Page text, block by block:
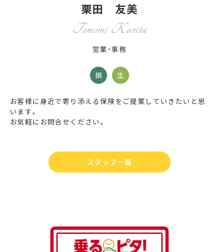
栗田 友美
Tomomi Kurita
営業・事務
損 生
お客様に身近で寄り添える保険をご提案していきたいと思
います。
お気軽にお問合せください。
スタッフ一覧